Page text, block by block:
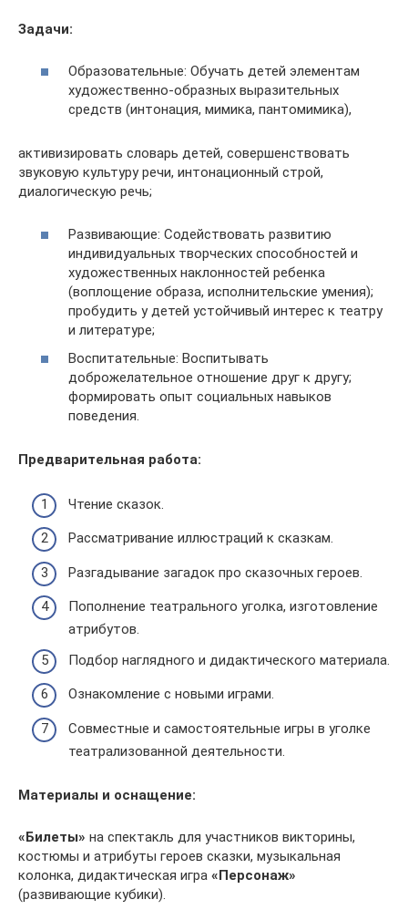
Задачи:
Образовательные: Обучать детей элементам
художественно-образных выразительных
средств (интонация, мимика, пантомимика),
активизировать словарь детей, совершенствовать
звуковую культуру речи, интонационный строй,
диалогическую речь;
Развивающие: Содействовать развитию
индивидуальных творческих способностей и
художественных наклонностей ребенка
(воплощение образа, исполнительские умения);
пробудить у детей устойчивый интерес к театру
и литературе;
Воспитательные: Воспитывать
доброжелательное отношение друг к другу;
формировать опыт социальных навыков
поведения.
Предварительная работа:
Чтение сказок.
Рассматривание иллюстраций к сказкам.
Разгадывание загадок про сказочных героев.
Пополнение театрального уголка, изготовление
атрибутов.
Подбор наглядного и дидактического материала.
Ознакомление с новыми играми.
Совместные и самостоятельные игры в уголке
театрализованной деятельности.
Материалы и оснащение:
«Билеты» на спектакль для участников викторины,
костюмы и атрибуты героев сказки, музыкальная
колонка, дидактическая игра «Персонаж»
(развивающие кубики).